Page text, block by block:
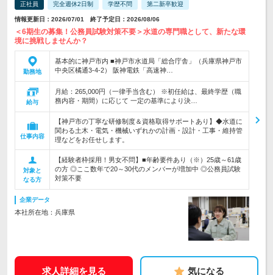
正社員 完全週休2日制 学歴不問 第二新卒歓迎
情報更新日：2026/07/01 終了予定日：2026/08/06
＜6期生の募集！公務員試験対策不要＞水道の専門職として、新たな環
境に挑戦しませんか？
勤務地
基本的に神戸市内 ■神戸市水道局「総合庁舎」（兵庫県神戸市
中央区橘通3-4-2） 阪神電鉄「高速神…
給与
月給：265,000円（一律手当含む） ※初任給は、最終学歴（職
務内容・期間）に応じて 一定の基準により決…
仕事内容
【神戸市の丁寧な研修制度＆資格取得サポートあり】◆水道に
関わる土木・電気・機械いずれかの計画・設計・工事・維持管
理などをお任せします。
対象と
なる方
【経験者枠採用！男女不問】■年齢要件あり（※）25歳～61歳
の方 ◎ここ数年で20～30代のメンバーが増加中 ◎公務員試験
対策不要
企業データ
本社所在地：兵庫県
求人詳細を見る 気になる